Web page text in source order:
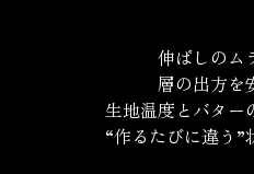
伸ばしのム
層の出方を
生地温度とバター
“作るたびに違う”